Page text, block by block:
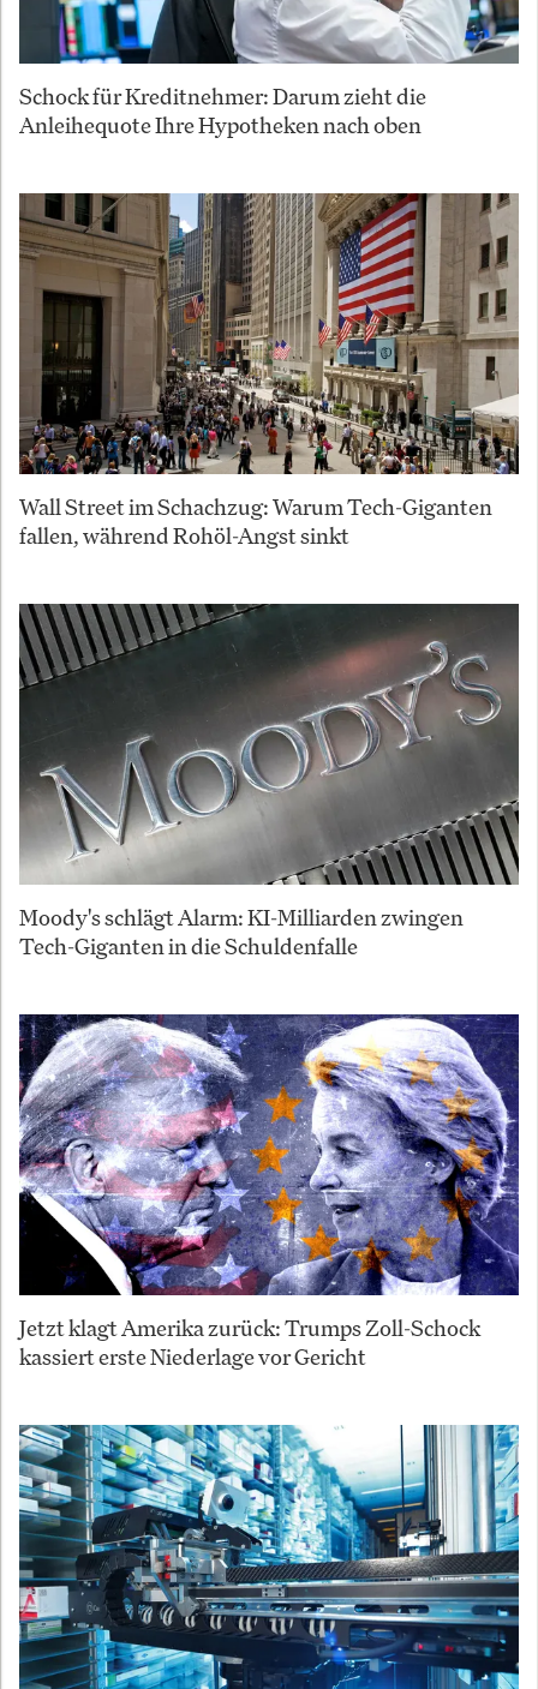
Schock für Kreditnehmer: Darum zieht die
Anleihequote Ihre Hypotheken nach oben
Wall Street im Schachzug: Warum Tech-Giganten
fallen, während Rohöl-Angst sinkt
Moody's schlägt Alarm: KI-Milliarden zwingen
Tech-Giganten in die Schuldenfalle
Jetzt klagt Amerika zurück: Trumps Zoll-Schock
kassiert erste Niederlage vor Gericht